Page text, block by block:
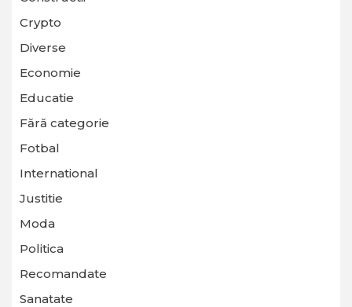
Crypto
Diverse
Economie
Educatie
Fără categorie
Fotbal
International
Justitie
Moda
Politica
Recomandate
Sanatate